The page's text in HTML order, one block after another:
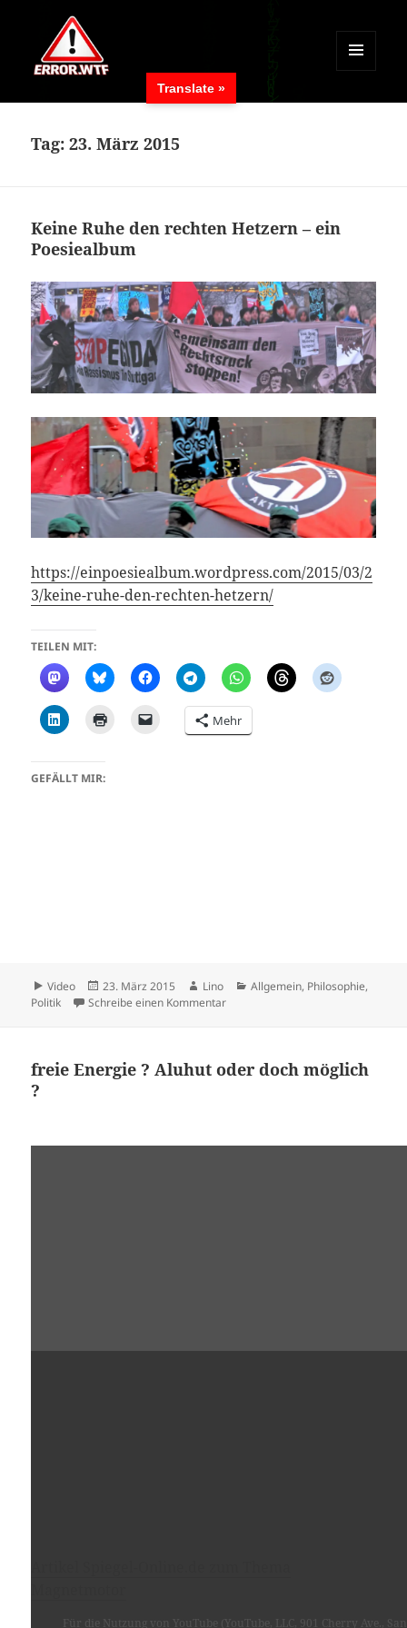
MENÜ
WIDGETS
Tag:23. März 2015
Keine Ruhe den rechten Hetzern – ein
Poesiealbum
https://einpoesiealbum.wordpress.com/2015/03/2
3/keine-ruhe-den-rechten-hetzern/
TEILEN MIT:
Mehr
GEFÄLLT MIR:
Format
Video
Veröffentlicht
am
23. März 2015 Autor
Lino Kategorien
Allgemein, Philosophie,
Politik
Schreibe einen Kommentarzu Keine Ruhe den rechten
freie Energie ? Aluhut oder doch möglich
?
Für die Nutzung von YouTube (YouTube, LLC, 901 Cherry Ave., San
Translate »